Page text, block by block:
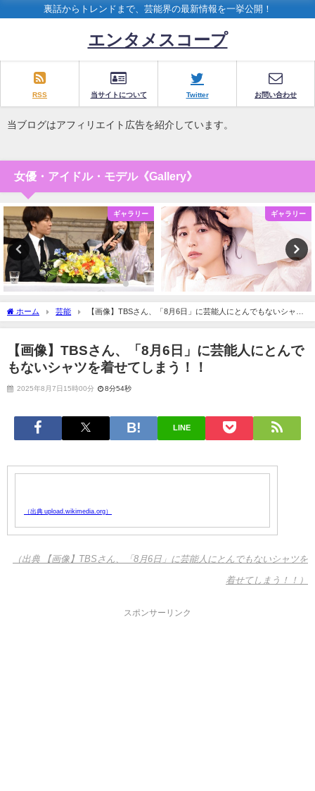
裏話からトレンドまで、芸能界の最新情報を一挙公開！
エンタメスコープ
RSS 当サイトについて Twitter お問い合わせ
当ブログはアフィリエイト広告を紹介しています。
女優・アイドル・モデル《Gallery》
ギャラリー ギャラリー
ホーム 芸能
【画像】TBSさん、「8月6日」に芸能人にとんでもないシャツ
を着せてしまう！！
【画像】TBSさん、「8月6日」に芸能人にとんで
もないシャツを着せてしまう！！
2025年8月7日15時00分 8分54秒
LINE
（出典 upload.wikimedia.org）
（出典 【画像】TBSさん、「8月6日」に芸能人にとんでもないシャツを
着せてしまう！！）
スポンサーリンク